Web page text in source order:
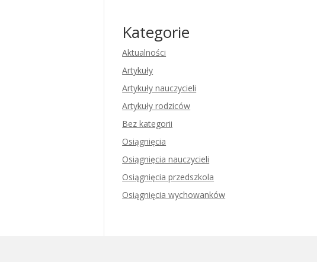
Kategorie
Aktualności
Artykuły
Artykuły nauczycieli
Artykuły rodziców
Bez kategorii
Osiągnięcia
Osiągnięcia nauczycieli
Osiągnięcia przedszkola
Osiągnięcia wychowanków